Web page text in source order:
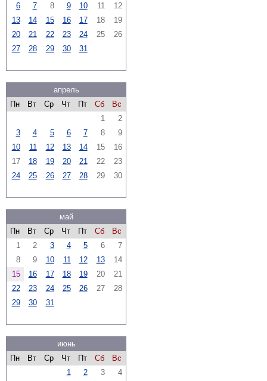
6
7 8 9 10 11
12
13
14 15 16 17 18
19
20
21 22 23 24 25
26
27
28 29 30 31
апрель
Пн
Вт Ср Чт Пт Сб
Вс
1
2
3
4 5 6 7 8
9
10
11 12 13 14 15
16
17
18 19 20 21 22
23
24
25 26 27 28 29 30
май
Пн
Вт Ср Чт Пт Сб
Вс
1
2 3 4 5 6
7
8
9 10 11 12 13
14
15
16 17 18 19 20
21
22
23 24 25 26 27
28
29
30 31
июнь
Пн
Вт Ср Чт Пт Сб
Вс
1
2 3
4